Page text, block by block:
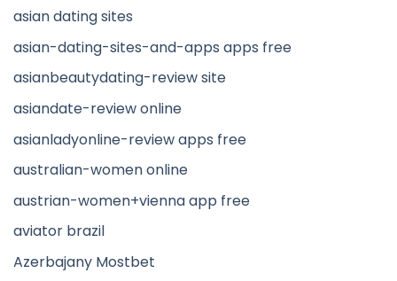
asian dating sites
asian-dating-sites-and-apps apps free
asianbeautydating-review site
asiandate-review online
asianladyonline-review apps free
australian-women online
austrian-women+vienna app free
aviator brazil
Azerbajany Mostbet